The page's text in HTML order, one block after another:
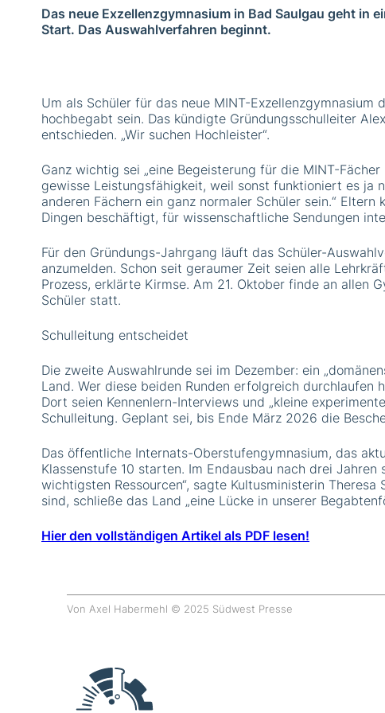
Das neue Exzellenzgymnasium in Bad Saulgau geht in
Start. Das Auswahlverfahren beginnt.
Um als Schüler für das neue MINT-
hochbegabt sein. Das kündigte Gründungsschulleiter
entschieden. „Wir suchen Hochleister“.
Ganz wichtig sei „eine Begeisterung für die MINT-
gewisse Leistungsfähigkeit, weil sonst funktioniert es ja
anderen Fächern ein ganz normaler Schüler sein.“
Dingen beschäftigt, für wissenschaftliche Sendungen
Für den Gründungs-Jahrgang läuft das Schüler-
anzumelden. Schon seit geraumer Zeit seien alle
Prozess, erklärte Kirmse. Am 21. Oktober finde an allen
Schüler statt.
Schulleitung entscheidet
Die zweite Auswahlrunde sei im Dezember: ein
Land. Wer diese beiden Runden erfolgreich durchlaufen
Dort seien Kennenlern-Interviews und „kleine
Schulleitung. Geplant sei, bis Ende März 2026 die
Das öffentliche Internats-Oberstufengymnasium, das
Klassenstufe 10 starten. Im Endausbau nach drei
wichtigsten Ressourcen“, sagte Kultusministerin
sind, schließe das Land „eine Lücke in unserer
Hier den vollständigen Artikel als PDF lesen!
Von Axel Habermehl © 2025 Südwest Presse